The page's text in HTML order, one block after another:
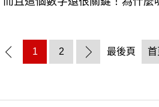
1 2 最後頁 首